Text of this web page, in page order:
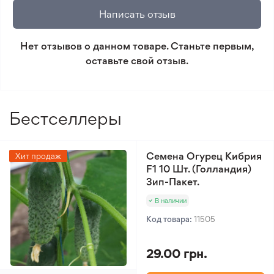
🛡️ Защита покупок. Возврат средств за товар,
который не соответствует ожиданиям. Согласно
условиям возврата.
Написать отзыв
Нет отзывов о данном товаре. Станьте первым,
оставьте свой отзыв.
Бестселлеры
Хит продаж
Семена Огурец Кибрия
F1 10 Шт. (Голландия)
Зип-Пакет.
В наличии
Код товара: 11505
29.00 грн.